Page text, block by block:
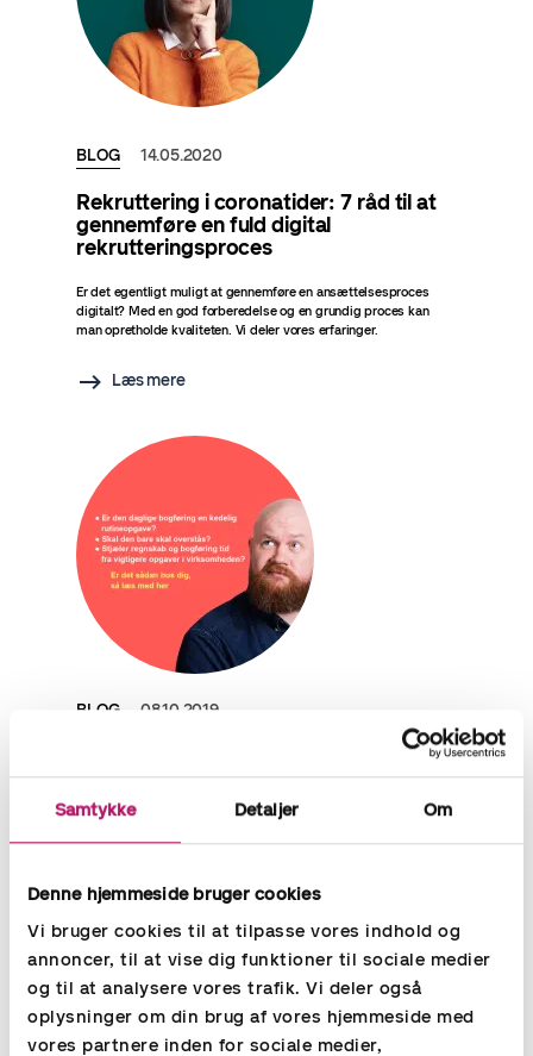
Samtykke Detaljer Om
Denne hjemmeside bruger cookies
Vi bruger cookies til at tilpasse vores indhold og
annoncer, til at vise dig funktioner til sociale medier
og til at analysere vores trafik. Vi deler også
oplysninger om din brug af vores hjemmeside med
vores partnere inden for sociale medier,
BLOG 14.05.2020
Rekruttering i coronatider: 7 råd til at
gennemføre en fuld digital
rekrutteringsproces
Er det egentligt muligt at gennemføre en ansættelsesproces
digitalt? Med en god forberedelse og en grundig proces kan
man opretholde kvaliteten. Vi deler vores erfaringer.
Læs mere
BLOG 08.10.2019
Finansiel outsourcing giver dig tid og
effektivitet
Er den daglige bogføring en kedelig rutineopgave, som bare skal
overstås og stjæler tid fra vigtigere opgaver i din virksomhed?